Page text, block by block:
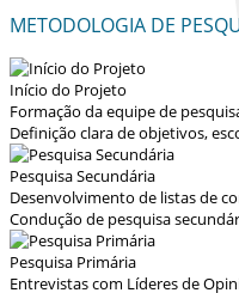
METODOLOGIA DE
Início do Projeto
Formação da equipe de
Definição clara de objetivos,
Pesquisa Secundária
Desenvolvimento de listas de
Condução de pesquisa
Pesquisa Primária
Entrevistas com Líderes de